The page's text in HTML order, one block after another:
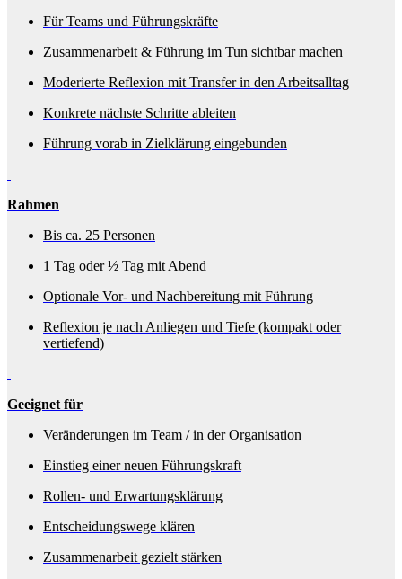
Für Teams und Führungskräfte
Zusammenarbeit & Führung im Tun sichtbar machen
Moderierte Reflexion mit Transfer in den Arbeitsalltag
Konkrete nächste Schritte ableiten
Führung vorab in Zielklärung eingebunden
Rahmen
Bis ca. 25 Personen
1 Tag oder ½ Tag mit Abend
Optionale Vor- und Nachbereitung mit Führung
Reflexion je nach Anliegen und Tiefe (kompakt oder
vertiefend)
Geeignet für
Veränderungen im Team / in der Organisation
Einstieg einer neuen Führungskraft
Rollen- und Erwartungsklärung
Entscheidungswege klären
Zusammenarbeit gezielt stärken